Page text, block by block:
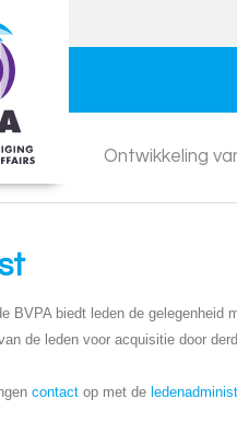
Ontwikkeling
BVPA biedt leden de
de leden voor acquisitie door
contact op met de